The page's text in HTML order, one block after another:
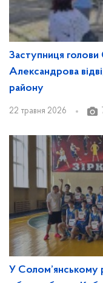
Заступниця
Александрова
району
22 травня 2026
У Солом’янському